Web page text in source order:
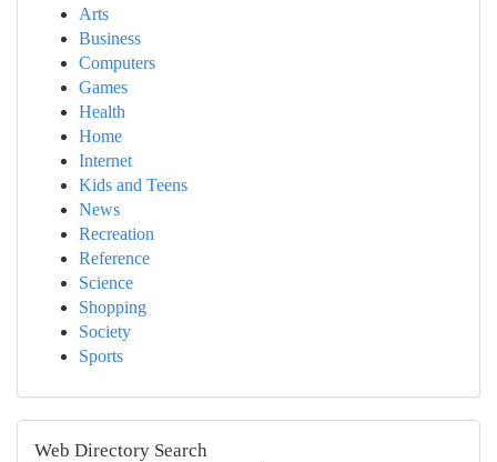
Arts
Business
Computers
Games
Health
Home
Internet
Kids and Teens
News
Recreation
Reference
Science
Shopping
Society
Sports
Web Directory Search